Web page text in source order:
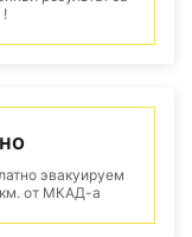
!
эвакуируем
от МКАД-а